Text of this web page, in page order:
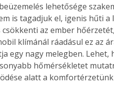
itt!
A
lehetősége
is tagadjuk el, igenis hűti
az ember
klímánál ráadásul ez az
egy nagy melegben. Lehet,
hőmérsékletet
alatt a